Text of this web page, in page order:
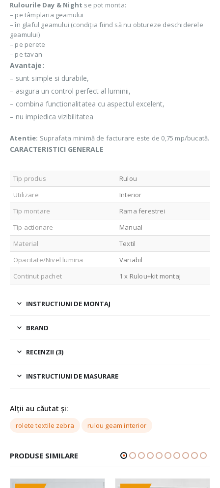
Rulourile Day & Night se pot monta:
– pe tâmplaria geamului
– în glaful geamului (condiția fiind să nu obtureze deschiderele
geamului)
– pe perete
– pe tavan
Avantaje:
– sunt simple si durabile,
– asigura un control perfect al luminii,
– combina functionalitatea cu aspectul excelent,
– nu impiedica vizibilitatea
Atentie: Suprafața minimă de facturare este de 0,75 mp/bucată.
CARACTERISTICI GENERALE
Tip produs
Rulou
Utilizare
Interior
Tip montare
Rama ferestrei
Tip actionare
Manual
Material
Textil
Opacitate/Nivel lumina
Variabil
Continut pachet
1 x Rulou+kit montaj
INSTRUCTIUNI DE MONTAJ
BRAND
RECENZII (3)
INSTRUCTIUNI DE MASURARE
Alții au căutat și:
rolete textile zebra rulou geam interior
PRODUSE SIMILARE